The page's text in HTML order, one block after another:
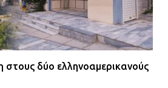
στους δύο ελληνοαμερικανούς